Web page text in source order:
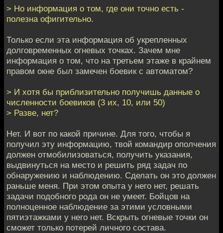
> Но информация о том, где они точно есть -
полезна офигительно.
Только если эта информация об укрепленных
долговременных огневых точках. Зачем мне
информация о том, что на третьем этаже в крайнем
правом окне был замечен боевик с автоматом?
> И хотя бы приблизительно получишь данные о
численности боевиков (3 их, 10, или 50)
> Разве, нет?
Нет. И вот по какой причине. Для того, чтобы я
получил эту информацию, твой командир ополчения
должен отмобилизоваться, получить указания,
выдвинуться на место и решить ряд задач по
обнаружению и наблюдению. Сделать он это должен
раньше меня. При этом опыта у него нет, решать
задачи подобного рода он не умеет. Бойцов на
полноценное наблюдение за этими условными
пятиэтажками у него нет. Вскрыть огневые точки он
сможет только потерей личного состава.